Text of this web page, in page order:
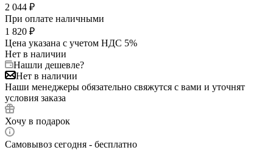
2 044 ₽
При оплате наличными
1 820 ₽
Цена указана с учетом НДС 5%
Нет в наличии
Нашли дешевле?
Нет в наличии
Наши менеджеры обязательно свяжутся с вами и уточнят
условия заказа
Хочу в подарок
Самовывоз сегодня - бесплатно